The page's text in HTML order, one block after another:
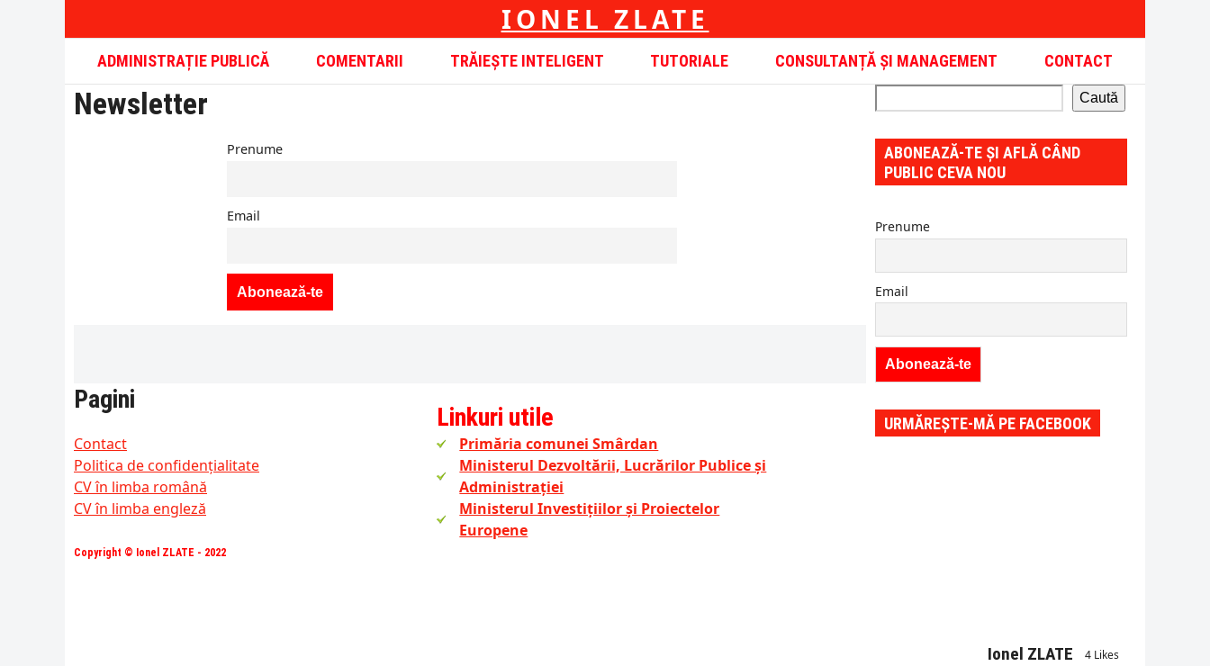
IONEL ZLATE
ADMINISTRAȚIE PUBLICĂ COMENTARII TRĂIEȘTE INTELIGENT TUTORIALE CONSULTANȚĂ ȘI MANAGEMENT CONTACT
Newsletter
Prenume
Email
Caută
ABONEAZĂ-TE ȘI AFLĂ CÂND
PUBLIC CEVA NOU
Prenume
Email
URMĂREȘTE-MĂ PE FACEBOOK
Ionel ZLATE 4 Likes
Pagini
Contact
Politica de confidențialitate
CV în limba română
CV în limba engleză
Copyright © Ionel ZLATE - 2022
Linkuri utile
Primăria comunei Smârdan
Ministerul Dezvoltării, Lucrărilor Publice și
Administrației
Ministerul Investițiilor și Proiectelor
Europene